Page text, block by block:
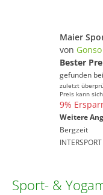
von Gonso
Bester
gefunden bei
zuletzt
Preis kann
9%
Weitere
Bergzeit
INTERSPORT
Sport- &